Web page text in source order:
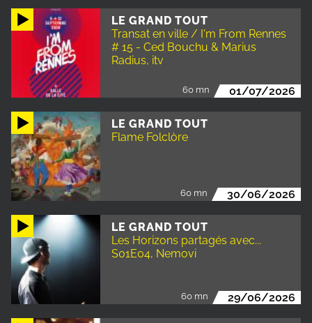
LE GRAND TOUT
Transat en ville / I'm From Rennes
# 15 - Ced Bouchu & Marius
Radius, itv
60 mn 01/07/2026
LE GRAND TOUT
Flame Folclòre
60 mn 30/06/2026
LE GRAND TOUT
Les Horizons partagés avec...
S01E04, Nemovi
60 mn 29/06/2026